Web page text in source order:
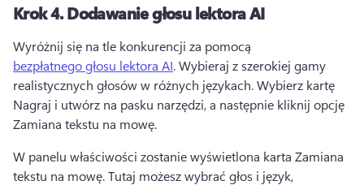
Krok 4.Dodawanie głosu lektora AI
Wyróżnij się na tle konkurencji za pomocą
bezpłatnego głosu lektora AI. Wybieraj z szerokiej gamy
realistycznych głosów w różnych językach. Wybierz kartę
Nagraj i utwórz na pasku narzędzi, a następnie kliknij opcję
Zamiana tekstu na mowę.
W panelu właściwości zostanie wyświetlona karta Zamiana
tekstu na mowę. Tutaj możesz wybrać głos i język,